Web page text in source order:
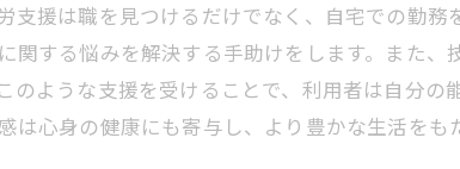
支援は職を見つけるだけでなく、自宅での勤
関する悩みを解決する手助けをします。また
のような支援を受けることで、利用者は自分
心身の健康にも寄与し、より豊かな生活をも